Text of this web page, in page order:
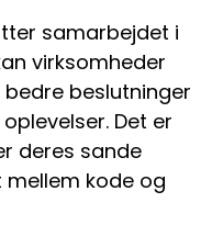
samarbejdet i
virksomheder
beslutninger
Det er
deres sande
kode og